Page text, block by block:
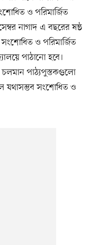
ও পরিমার্জিত
নাগাদ এ বছরের ষষ্ঠ
সংশোধিত ও পরিমার্জিত
পাঠানো হবে।
চলমান পাঠ্যপুস্তকগুলো
যথাসম্ভব সংশোধিত ও